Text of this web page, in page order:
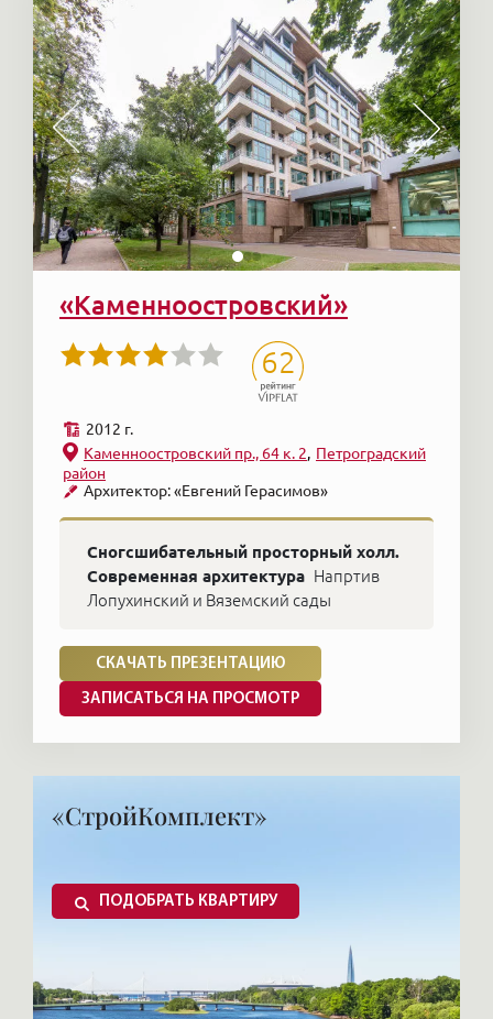
«Каменноостровский»
62
2012 г.
Архитектор: «Евгений Герасимов»
Каменноостровский пр., 64 к. 2
Петроградский
район
Сногсшибательный просторный холл.
Современная архитектура Напртив
Лопухинский и Вяземский сады
СКАЧАТЬ ПРЕЗЕНТАЦИЮ
ЗАПИСАТЬСЯ НА ПРОСМОТР
«СтройКомплект»
ПОДОБРАТЬ КВАРТИРУ